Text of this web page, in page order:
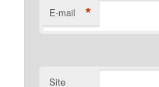
E-mail *
Site